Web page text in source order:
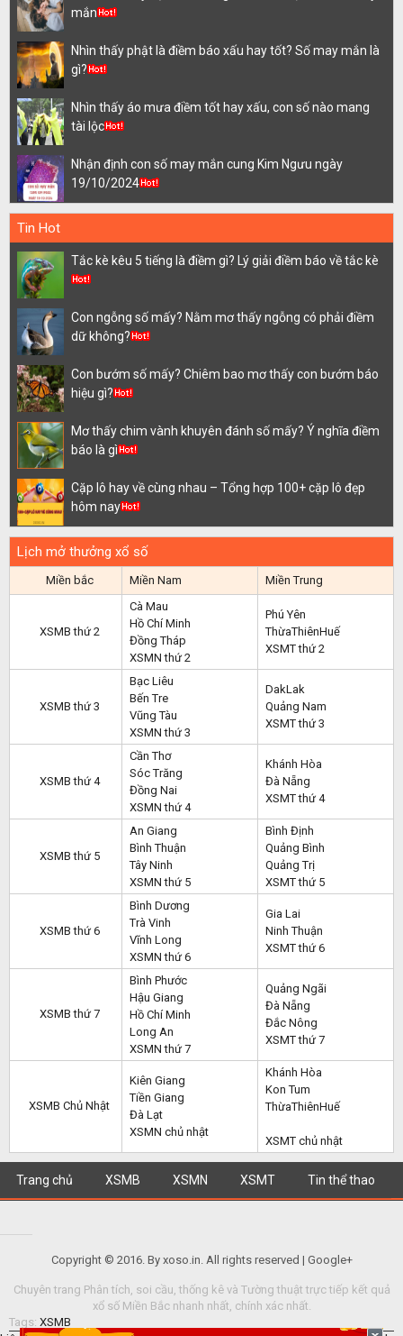
mắn
Nhìn thấy phật là điềm báo xấu hay tốt? Số may mắn là
gì?
Nhìn thấy áo mưa điềm tốt hay xấu, con số nào mang
tài lộc
Nhận định con số may mắn cung Kim Ngưu ngày
19/10/2024
Tin Hot
Tắc kè kêu 5 tiếng là điềm gì? Lý giải điềm báo về tắc kè
Con ngỗng số mấy? Nằm mơ thấy ngỗng có phải điềm
dữ không?
Con bướm số mấy? Chiêm bao mơ thấy con bướm báo
hiệu gì?
Mơ thấy chim vành khuyên đánh số mấy? Ý nghĩa điềm
báo là gì
Cặp lô hay về cùng nhau – Tổng hợp 100+ cặp lô đẹp
hôm nay
Lịch mở thưởng xổ số
Miền bắc Miền Nam Miền Trung
XSMB thứ 2
Cà Mau
Hồ Chí Minh
Đồng Tháp
XSMN thứ 2
Phú Yên
ThừaThiênHuế
XSMT thứ 2
XSMB thứ 3
Bạc Liêu
Bến Tre
Vũng Tàu
XSMN thứ 3
DakLak
Quảng Nam
XSMT thứ 3
XSMB thứ 4
Cần Thơ
Sóc Trăng
Đồng Nai
XSMN thứ 4
Khánh Hòa
Đà Nẵng
XSMT thứ 4
XSMB thứ 5
An Giang
Bình Thuận
Tây Ninh
XSMN thứ 5
Bình Định
Quảng Bình
Quảng Trị
XSMT thứ 5
XSMB thứ 6
Bình Dương
Trà Vinh
Vĩnh Long
XSMN thứ 6
Gia Lai
Ninh Thuận
XSMT thứ 6
XSMB thứ 7
Bình Phước
Hậu Giang
Hồ Chí Minh
Long An
XSMN thứ 7
Quảng Ngãi
Đà Nẵng
Đắc Nông
XSMT thứ 7
XSMB Chủ Nhật
Kiên Giang
Tiền Giang
Đà Lạt
XSMN chủ nhật
Khánh Hòa
Kon Tum
ThừaThiênHuế
XSMT chủ nhật
Trang chủ XSMB XSMN XSMT Tin thể thao
Copyright © 2016. By xoso.in. All rights reserved | Google+
Chuyên trang Phân tích, soi cầu, thống kê và Tường thuật trực tiếp kết quả
xổ số Miền Bắc nhanh nhất, chính xác nhất.
Tags: XSMB